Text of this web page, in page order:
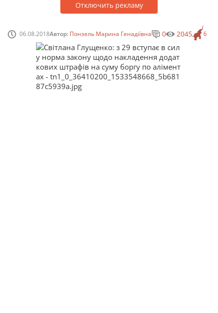
Отключить рекламу
06.08.2018Автор: Понзель Марина Генадіївна 6
0 2045